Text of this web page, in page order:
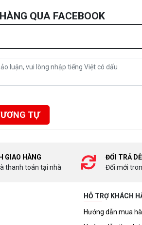
QUA FACEBOOK
TỰ
GIAO HÀNG
thanh toán tại nhà
ĐỔI TRẢ
Đổi mới
HỖ TRỢ KHÁCH
Hướng dẫn mua